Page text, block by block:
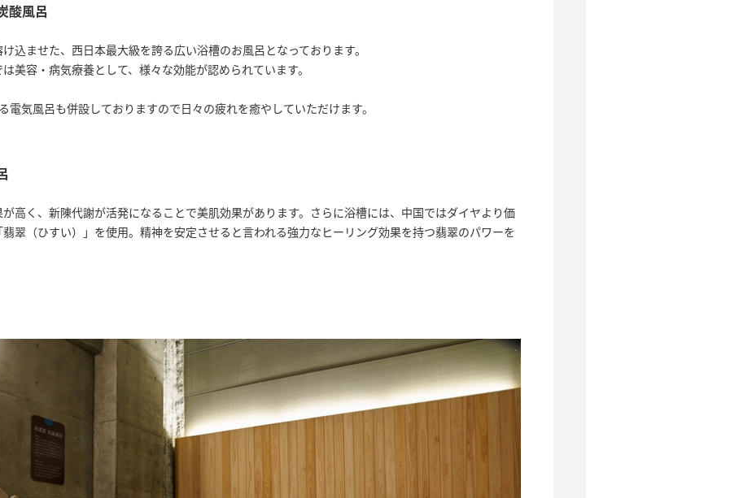
酸風呂
込ませた、西日本最大級を誇る広い浴槽のお風呂となっております。
美容・病気療養として、様々な効能が認められています。
電気風呂も併設しておりますので日々の疲れを癒やしていただけます。
高く、新陳代謝が活発になることで美肌効果があります。さらに浴槽には、中国ではダイヤより価
翠（ひすい）」を使用。精神を安定させると言われる強力なヒーリング効果を持つ翡翠のパワーを